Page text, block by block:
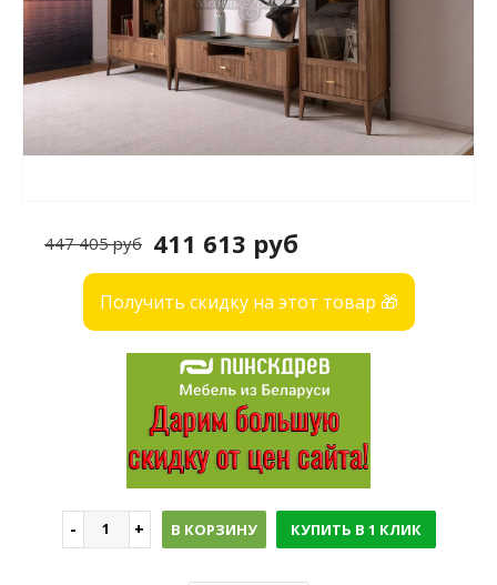
411 613 руб
447 405 руб
Получить скидку на этот товар 🎁
В КОРЗИНУ КУПИТЬ В 1 КЛИК